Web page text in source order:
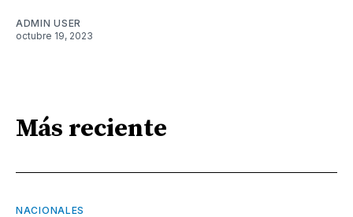
ADMIN USER
octubre 19, 2023
Más reciente
NACIONALES